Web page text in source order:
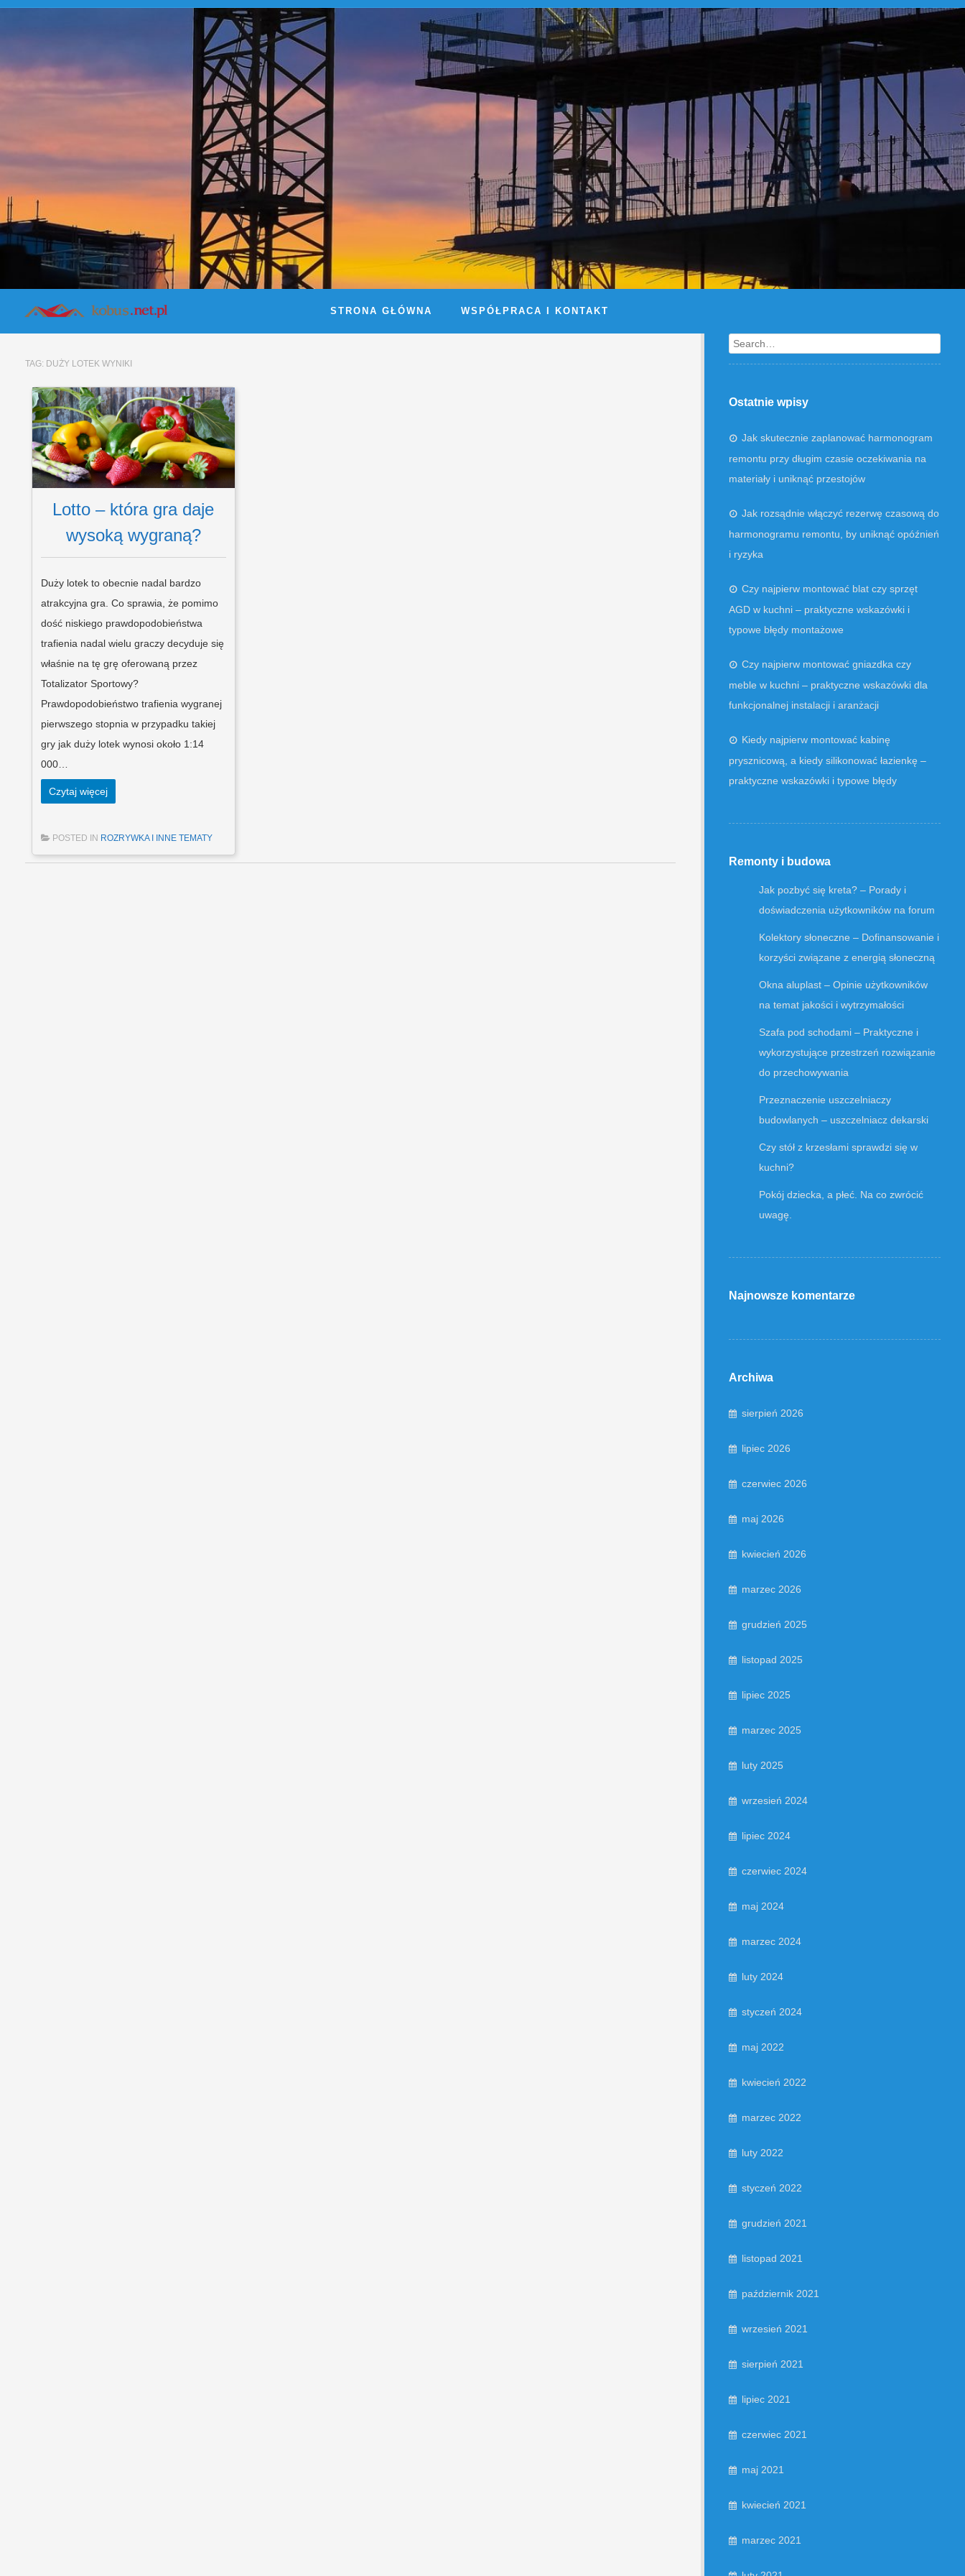
STRONA GŁÓWNA WSPÓŁPRACA I KONTAKT
TAG: DUŻY LOTEK WYNIKI
Lotto – która gra daje
wysoką wygraną?
Duży lotek to obecnie nadal bardzo
atrakcyjna gra. Co sprawia, że pomimo
dość niskiego prawdopodobieństwa
trafienia nadal wielu graczy decyduje się
właśnie na tę grę oferowaną przez
Totalizator Sportowy?
Prawdopodobieństwo trafienia wygranej
pierwszego stopnia w przypadku takiej
gry jak duży lotek wynosi około 1:14
000…
Czytaj więcej
POSTED IN ROZRYWKA I INNE TEMATY
Search
Ostatnie wpisy
Jak skutecznie zaplanować harmonogram
remontu przy długim czasie oczekiwania na
materiały i uniknąć przestojów
Jak rozsądnie włączyć rezerwę czasową do
harmonogramu remontu, by uniknąć opóźnień
i ryzyka
Czy najpierw montować blat czy sprzęt
AGD w kuchni – praktyczne wskazówki i
typowe błędy montażowe
Czy najpierw montować gniazdka czy
meble w kuchni – praktyczne wskazówki dla
funkcjonalnej instalacji i aranżacji
Kiedy najpierw montować kabinę
prysznicową, a kiedy silikonować łazienkę –
praktyczne wskazówki i typowe błędy
Remonty i budowa
Jak pozbyć się kreta? – Porady i
doświadczenia użytkowników na forum
Kolektory słoneczne – Dofinansowanie i
korzyści związane z energią słoneczną
Okna aluplast – Opinie użytkowników
na temat jakości i wytrzymałości
Szafa pod schodami – Praktyczne i
wykorzystujące przestrzeń rozwiązanie
do przechowywania
Przeznaczenie uszczelniaczy
budowlanych – uszczelniacz dekarski
Czy stół z krzesłami sprawdzi się w
kuchni?
Pokój dziecka, a płeć. Na co zwrócić
uwagę.
Najnowsze komentarze
Archiwa
sierpień 2026
lipiec 2026
czerwiec 2026
maj 2026
kwiecień 2026
marzec 2026
grudzień 2025
listopad 2025
lipiec 2025
marzec 2025
luty 2025
wrzesień 2024
lipiec 2024
czerwiec 2024
maj 2024
marzec 2024
luty 2024
styczeń 2024
maj 2022
kwiecień 2022
marzec 2022
luty 2022
styczeń 2022
grudzień 2021
listopad 2021
październik 2021
wrzesień 2021
sierpień 2021
lipiec 2021
czerwiec 2021
maj 2021
kwiecień 2021
marzec 2021